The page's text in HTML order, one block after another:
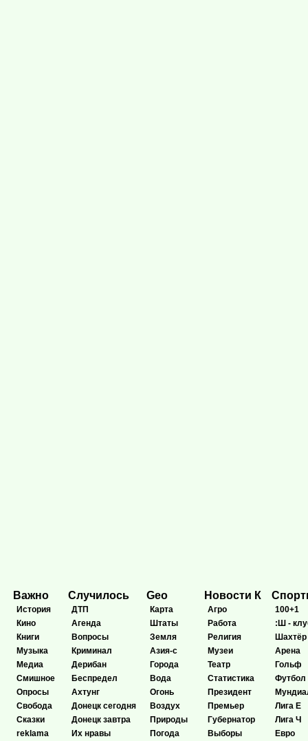
Важно
История
Кино
Книги
Музыка
Медиа
Смишное
Опросы
Свобода
Сказки
reklama
Случилось
ДТП
Агенда
Вопросы
Криминал
Дерибан
Беспредел
Ахтунг
Донецк сегодня
Донецк завтра
Их нравы
Geo
Карта
Штаты
Земля
Азия-с
Города
Вода
Огонь
Воздух
Природы
Погода
Новости К
Агро
Работа
Религия
Музеи
Театр
Статистика
Президент
Премьер
Губернатор
Выборы
100+1
:Ш -
Шахтёр
Арена
Гольф
Футбол
Лига Е
Лига Ч
Евро